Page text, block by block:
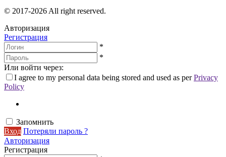
© 2017-2026 All right reserved.
Авторизация
Регистрация
*
*
Или войти через:
I agree to my personal data being stored and used as perPrivacy
Policy
Запомнить
Вход Потеряли пароль ?
Авторизация
Регистрация